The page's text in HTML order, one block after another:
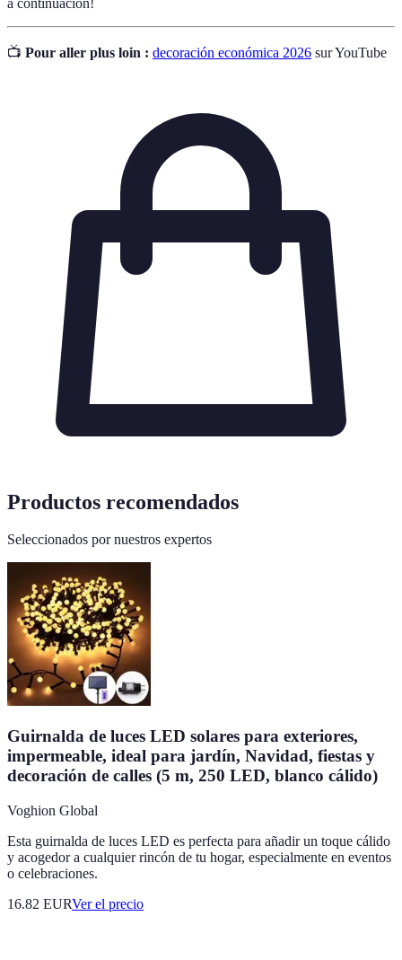
📺 Pour aller plus loin : decoración económica 2026 sur YouTube
Productos recomendados
Seleccionados por nuestros expertos
Guirnalda de luces LED solares para exteriores,
impermeable, ideal para jardín, Navidad, fiestas y
decoración de calles (5 m, 250 LED, blanco cálido)
Voghion Global
Esta guirnalda de luces LED es perfecta para añadir un toque cálido
y acogedor a cualquier rincón de tu hogar, especialmente en eventos
o celebraciones.
16.82 EURVer el precio